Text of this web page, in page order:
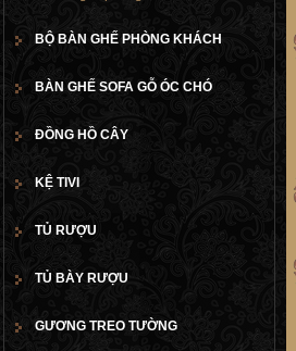
BỘ BÀN GHẾ PHÒNG KHÁCH
BÀN GHẾ SOFA GỖ ÓC CHÓ
ĐỒNG HỒ CÂY
KỆ TIVI
TỦ RƯỢU
TỦ BÀY RƯỢU
GƯƠNG TREO TƯỜNG